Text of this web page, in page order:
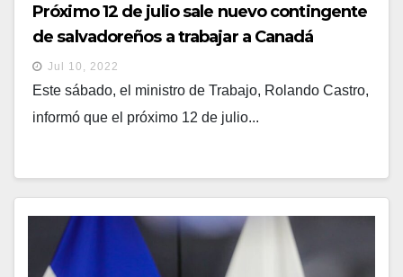
Próximo 12 de julio sale nuevo contingente
de salvadoreños a trabajar a Canadá
Jul 10, 2022
Este sábado, el ministro de Trabajo, Rolando Castro,
informó que el próximo 12 de julio...